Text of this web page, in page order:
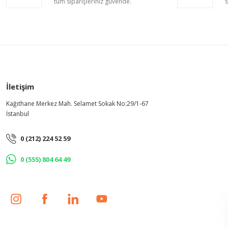
İletişim
Kağıthane Merkez Mah. Selamet Sokak No:29/1-67
İstanbul
0 (212) 224 52 59
0 (555) 804 64 49